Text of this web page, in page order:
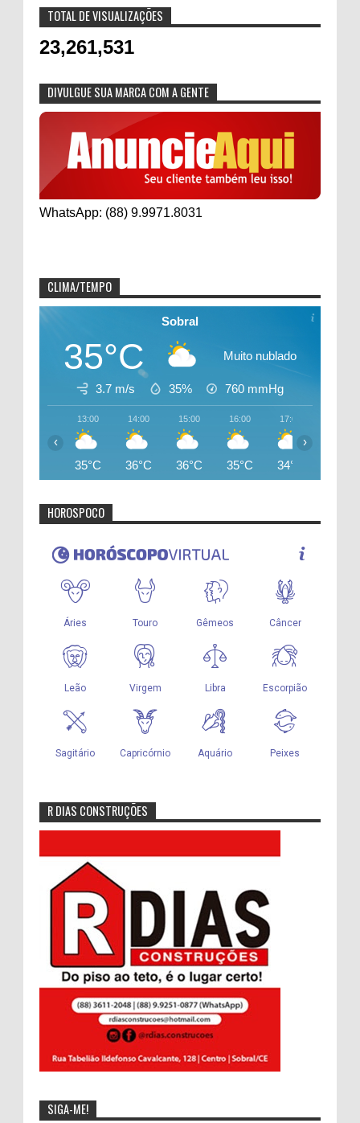
TOTAL DE VISUALIZAÇÕES
23,261,531
DIVULGUE SUA MARCA COM A GENTE
WhatsApp: (88) 9.9971.8031
CLIMA/TEMPO
Sobral
35°C Muito nublado
3.7 m/s 35% 760 mmHg
13:00
35°C
14:00
36°C
15:00
36°C
16:00
35°C
17:00
34°C
‹ ›
HOROSPOCO
R DIAS CONSTRUÇÕES
SIGA-ME!